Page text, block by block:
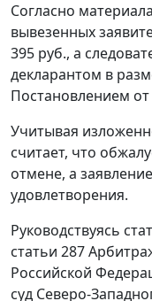
Согласно
вывезенных
395 руб., а
декларантом в
Постановлением
Учитывая
считает, что
отмене, а
удовлетворения.
Руководствуясь
статьи 287
Российской
суд Северо-